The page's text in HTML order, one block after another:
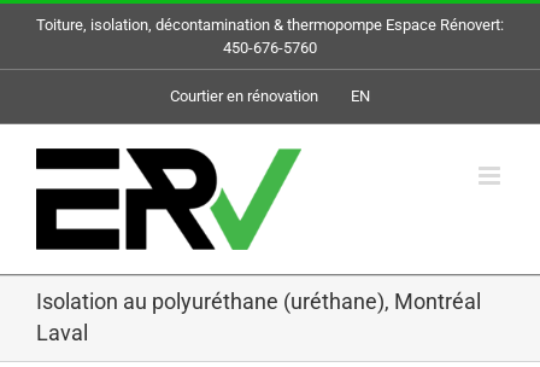
SkipToiture, isolation, décontamination & thermopompe Espace Rénovert:
450-676-5760
Courtier en rénovation EN
Isolation au polyuréthane (uréthane), Montréal
Laval